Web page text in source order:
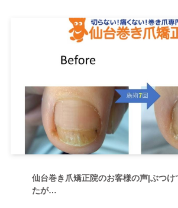
仙台巻き爪矯正院のお客様の声|ぶつけ
たが…